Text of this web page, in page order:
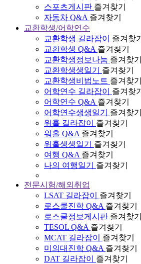
스포츠게시판 즐겨찾기
자동차 Q&A 즐겨찾기
교환학생/어학연수
교환학생 길라잡이
즐겨찾기
교환학생 Q&A 즐겨찾기
교환학생정보나눔 즐겨찾기
교환학생생일기
즐겨찾기
교환학생비법노트 즐겨찾기
어학연수 길라잡이
즐겨찾기
어학연수 Q&A 즐겨찾기
어학연수생생일기
즐겨찾기
워홀 길라잡이
즐겨찾기
워홀 Q&A 즐겨찾기
워홀생생일기
즐겨찾기
여행 Q&A 즐겨찾기
나의 여행일기
즐겨찾기
전문시험/해외취업
LSAT 길라잡이
즐겨찾기
로스쿨진학 Q&A 즐겨찾기
로스쿨정보게시판 즐겨찾기
TESOL Q&A 즐겨찾기
MCAT 길라잡이
즐겨찾기
미의대진학 Q&A 즐겨찾기
DAT 길라잡이
즐겨찾기